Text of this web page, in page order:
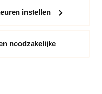
instellen
noodzakelijke